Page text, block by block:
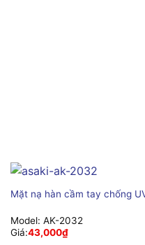
Mặt nạ hàn cầm tay chống
Model: AK-2032
Giá:43,000₫